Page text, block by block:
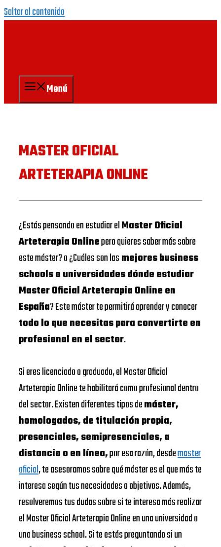
Saltar al contenido
Menú
MASTER OFICIAL
ARTETERAPIA ONLINE
¿Estás pensando en estudiar elMaster Oficial
Arteterapia Onlinepero quieres saber más sobre
este máster? o ¿Cuáles son lasmejores business
schools o universidades dónde estudiar
Master Oficial Arteterapia Online en
España? Este máster te permitirá aprender y conocer
todo lo que necesitas para convertirte en
profesional en el sector.
Si eres licenciado o graduado, el Master Oficial
Arteterapia Online te habilitará como profesional dentro
del sector. Existen diferentes tipos demáster,
homologados, de titulación propia,
presenciales, semipresenciales, a
distancia o en línea,por esa razón, desdemaster
oficial, te asesoramos sobre qué máster es el que más te
interesa según tus necesidades o objetivos. Además,
resolveremos tus dudas sobre si te interesa más realizar
el Master Oficial Arteterapia Online en una universidad o
una business school. Si te estás preguntando si un